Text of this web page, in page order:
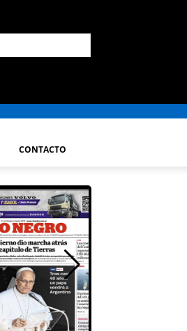
CONTACTO